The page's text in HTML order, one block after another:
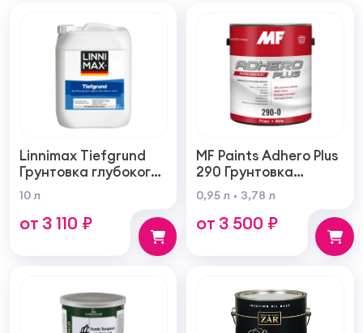
Linnimax Tiefgrund
Грунтовка глубокого
проникновения для
внутренних и
наружных работ
10 л
от 3 110 ₽
MF Paints Adhero Plus
290 Грунтовка
высшего качества из
100% акрилового
латекса для
0,95 л 3,78 л
от 3 500 ₽